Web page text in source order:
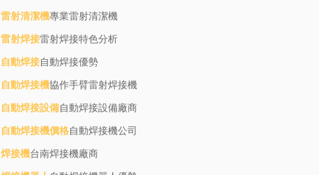
雷射清潔機專業雷射清潔機
雷射焊接雷射焊接特色分析
自動焊接自動焊接優勢
自動焊接機協作手臂雷射焊接機
自動焊接設備自動焊接設備廠商
自動焊接機價格自動焊接機公司
焊接機台南焊接機廠商